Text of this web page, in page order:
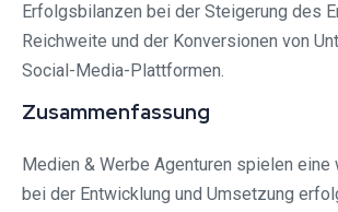
Erfolgsbilanzen bei der Steigerung des
Reichweite und der Konversionen von
Social-Media-Plattformen.
Zusammenfassung
Medien & Werbe Agenturen spielen eine
bei der Entwicklung und Umsetzung